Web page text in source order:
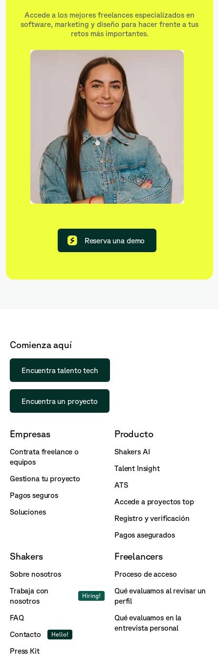
Accede a los mejores freelances especializados en
software, marketing y diseño para hacer frente a tus
retos más importantes.
Reserva una demo
Comienza aquí
Encuentra talento tech
Encuentra un proyecto
Empresas
Contrata freelance o
equipos
Gestiona tu proyecto
Pagos seguros
Soluciones
Producto
Shakers AI
Talent Insight
ATS
Accede a proyectos top
Registro y verificación
Pagos asegurados
Shakers
Sobre nosotros
Trabaja con
nosotros
Hiring!
FAQ
Contacto
Hello!
Press Kit
Freelancers
Proceso de acceso
Qué evaluamos al revisar un
perfil
Qué evaluamos en la
entrevista personal